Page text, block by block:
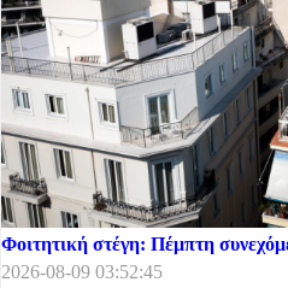
Φοιτητική στέγη: Πέμπτη
2026-08-09 03:52:45